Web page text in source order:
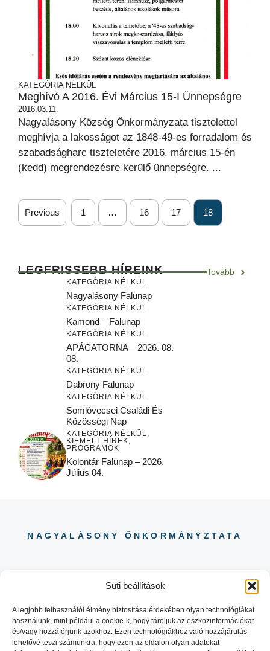
Süti beállítások
A legjobb felhasználói élmény biztosítása érdekében olyan technológiákat
használunk, mint például a cookie-k, hogy tároljuk az eszközinformációkat
és/vagy hozzáférjünk azokhoz. Ezen technológiákhoz való hozzájárulás
lehetővé teszi számunkra, hogy ezen az oldalon olyan adatokat
KATEGÓRIA NÉLKÜL
Meghívó A 2016. Évi Március 15-I Ünnepségre
2016.03.11.
Nagyalásony Község Önkormányzata tisztelettel
meghívja a lakosságot az 1848-49-es forradalom és
szabadságharc tiszteletére 2016. március 15-én
(kedd) megrendezésre kerülő ünnepségre. ...
Previous 1 … 16 17 18
LEGFRISSEBB HÍREINK Tovább
KATEGÓRIA NÉLKÜL
Nagyalásony Falunap
KATEGÓRIA NÉLKÜL
Kamond – Falunap
KATEGÓRIA NÉLKÜL
APÁCATORNA – 2026. 08.
08.
KATEGÓRIA NÉLKÜL
Dabrony Falunap
KATEGÓRIA NÉLKÜL
Somlóvecsei Családi És
Közösségi Nap
KATEGÓRIA NÉLKÜL,
KIEMELT HÍREK,
PROGRAMOK
Kolontár Falunap – 2026.
Július 04.
NAGYALÁSONY ÖNKORMÁNYZTATA
06 88 504 730
8484 NAGYALÁSONY KOSSUTH
LAJOS UTCA 29.